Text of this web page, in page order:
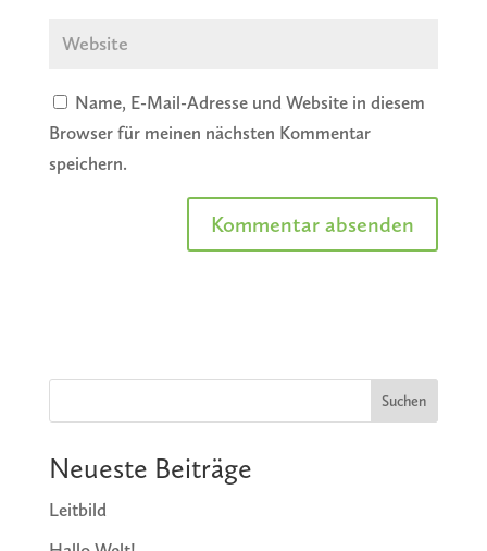
Name, E-Mail-Adresse und Website in diesem
Browser für meinen nächsten Kommentar
speichern.
Suchen
Neueste Beiträge
Leitbild